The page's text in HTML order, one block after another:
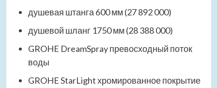
душевая штанга 600 мм (27 892 000)
душевой шланг 1750 мм (28 388 000)
GROHE DreamSpray превосходный поток
воды
GROHE StarLight хромированное покрытие